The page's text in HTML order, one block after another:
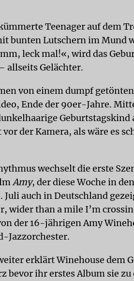
Teenager auf dem
bunten Lutschern im Mund
leck mal!«, wird das
allseits Gelächter.
von einem dumpf
Ende der 90er-Jahre.
Geburtstagskind
der Kamera, als wäre es
wechselt die erste
Amy, der diese Woche in
Juli auch in Deutschland
wider than a mile I’m
der 16-jährigen Amy
Jazzorchester.
erklärt Winehouse dem
bevor ihr erstes Album sie